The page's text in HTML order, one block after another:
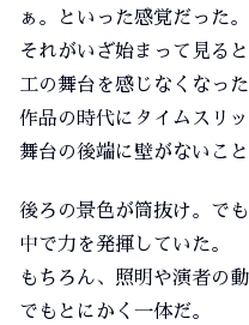
ぁ。といった感覚だった。
それがいざ始まって見る
工の舞台を感じなくなった
作品の時代にタイムスリ
舞台の後端に壁がないこと
後ろの景色が筒抜け。で
中で力を発揮していた。
もちろん、照明や演者の
でもとにかく一体だ。